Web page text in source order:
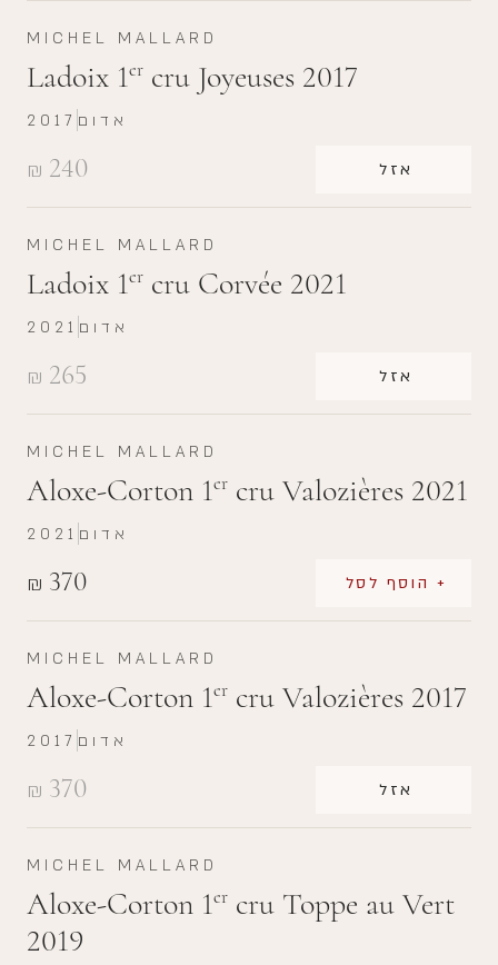
MICHEL MALLARD
Ladoix 1er cru Joyeuses 2017
₪ 240 אזל
2017 אדום
MICHEL MALLARD
Ladoix 1er cru Corvée 2021
₪ 265 אזל
2021 אדום
MICHEL MALLARD
Aloxe-Corton 1er cru Valozières 2021
₪ 370 + הוסף לסל
2021 אדום
MICHEL MALLARD
Aloxe-Corton 1er cru Valozières 2017
₪ 370 אזל
2017 אדום
MICHEL MALLARD
Aloxe-Corton 1er cru Toppe au Vert
2019